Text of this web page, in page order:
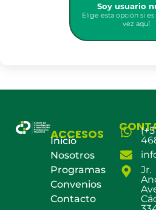
Soy usuario
Elige esta opción si
vez aquí
ACCESOS
Inicio
Nosotros
Programas
Convenios
Contacto
Jr.